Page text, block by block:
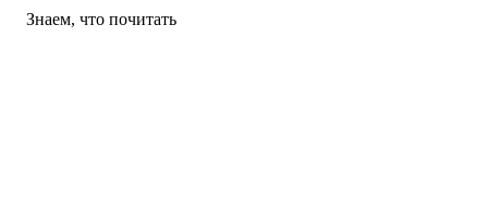
Знаем, что почитать